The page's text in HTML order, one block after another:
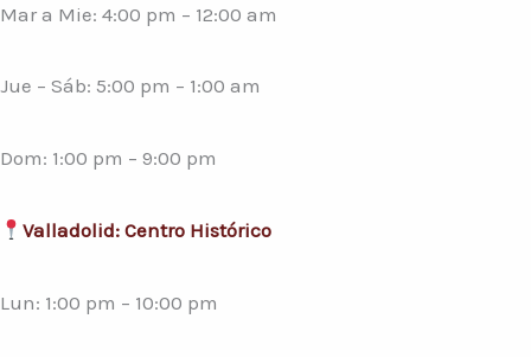
Mar a Mie: 4:00 pm – 12:00 am
Jue – Sáb: 5:00 pm – 1:00 am
Dom: 1:00 pm – 9:00 pm
Valladolid: Centro Histórico
Lun: 1:00 pm – 10:00 pm